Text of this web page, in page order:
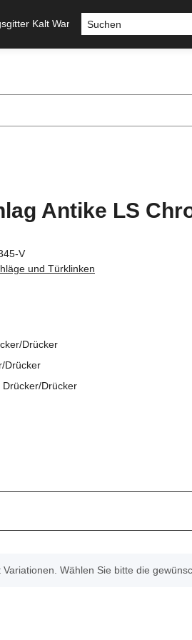
Kalt Warmluft
Antike LS
V
und Türklinken
Drücker
Drücker
Drücker/Drücker
Variationen. Wählen Sie bitte die